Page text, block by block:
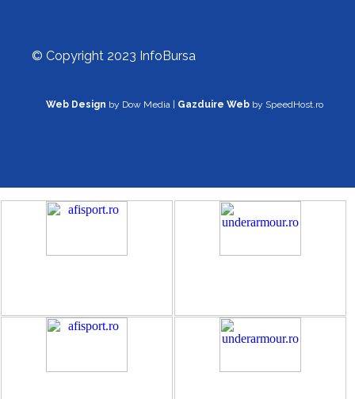
© Copyright 2023 InfoBursa
Web Design by Dow Media | Gazduire Web by SpeedHost.ro